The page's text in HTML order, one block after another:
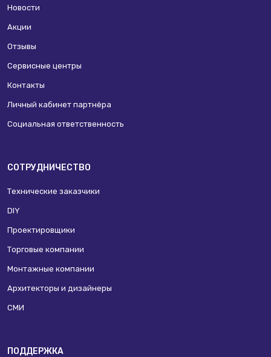
Новости
Акции
Отзывы
Сервисные центры
Контакты
Личный кабинет партнёра
Социальная ответственность
СОТРУДНИЧЕСТВО
Технические заказчики
DIY
Проектировщики
Торговые компании
Монтажные компании
Архитекторы и дизайнеры
СМИ
ПОДДЕРЖКА